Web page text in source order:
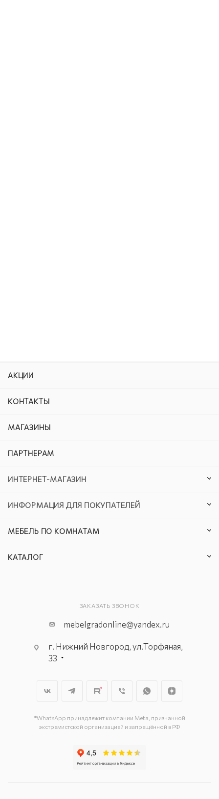
АКЦИИ
КОНТАКТЫ
МАГАЗИНЫ
ПАРТНЕРАМ
ИНТЕРНЕТ-МАГАЗИН
ИНФОРМАЦИЯ ДЛЯ ПОКУПАТЕЛЕЙ
МЕБЕЛЬ ПО КОМНАТАМ
КАТАЛОГ
ЗАКАЗАТЬ ЗВОНОК
mebelgradonline@yandex.ru
г. Нижний Новгород, ул.Торфяная,
33
*WhatsApp принадлежит компании Meta, признанной
экстремистской организацией и запрещённой в РФ